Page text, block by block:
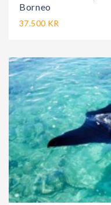
Borneo
37.500 KR